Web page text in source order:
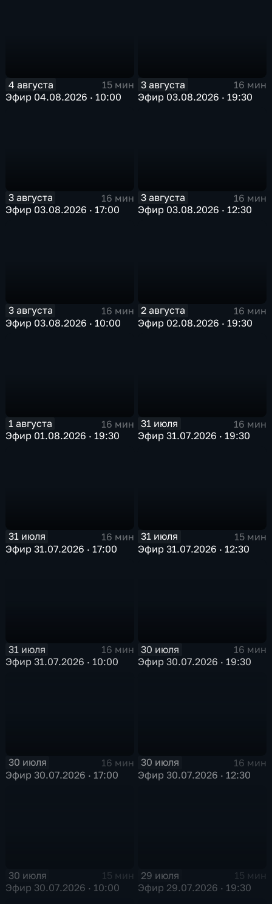
4 августа
15 мин
Эфир 04.08.2026 · 10:00
3 августа
16 мин
Эфир 03.08.2026 · 19:30
3 августа
16 мин
Эфир 03.08.2026 · 17:00
3 августа
16 мин
Эфир 03.08.2026 · 12:30
3 августа
16 мин
Эфир 03.08.2026 · 10:00
2 августа
16 мин
Эфир 02.08.2026 · 19:30
1 августа
16 мин
Эфир 01.08.2026 · 19:30
31 июля
16 мин
Эфир 31.07.2026 · 19:30
31 июля
16 мин
Эфир 31.07.2026 · 17:00
31 июля
15 мин
Эфир 31.07.2026 · 12:30
31 июля
16 мин
Эфир 31.07.2026 · 10:00
30 июля
16 мин
Эфир 30.07.2026 · 19:30
30 июля
16 мин
Эфир 30.07.2026 · 17:00
30 июля
16 мин
Эфир 30.07.2026 · 12:30
30 июля
15 мин
Эфир 30.07.2026 · 10:00
29 июля
15 мин
Эфир 29.07.2026 · 19:30